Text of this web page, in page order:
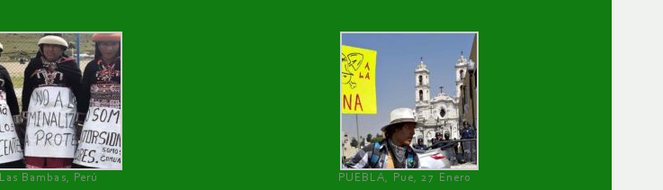
Las Bambas, Perú PUEBLA, Pue, 27 Enero